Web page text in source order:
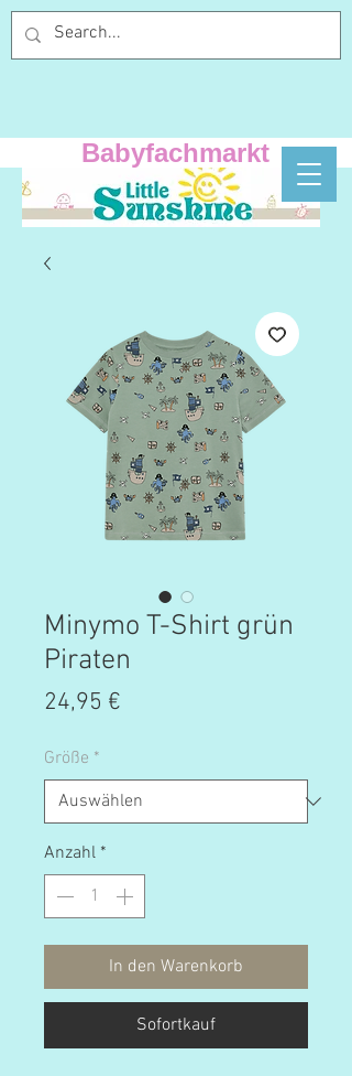
Minymo T-Shirt grün
Piraten
24,95 €
Größe *
Anzahl *
In den Warenkorb
Sofortkauf